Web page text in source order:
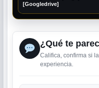
[Googledrive]
¿Qué te
Califica, confirma si
experiencia.